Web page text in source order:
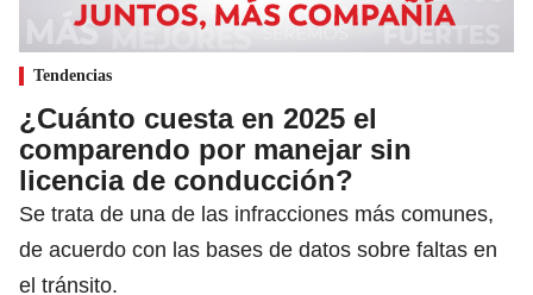
Tendencias
¿Cuánto cuesta en 2025 el
comparendo por manejar sin
licencia de conducción?
Se trata de una de las infracciones más comunes,
de acuerdo con las bases de datos sobre faltas en
el tránsito.